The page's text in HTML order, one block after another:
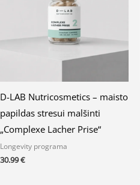
D-LAB Nutricosmetics – maisto
papildas stresui malšinti
„Complexe Lacher Prise“
Longevity programa
30.99€